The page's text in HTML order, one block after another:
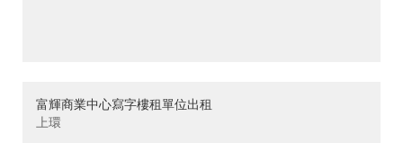
富輝商業中心寫字樓租單位出租
上環